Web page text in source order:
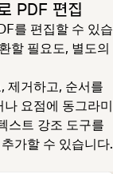
PDF 편집
를 편집할 수 있습
할 필요도, 별도의
제거하고, 순서를
요점에 동그라미
스트 강조 도구를
가할 수 있습니다.